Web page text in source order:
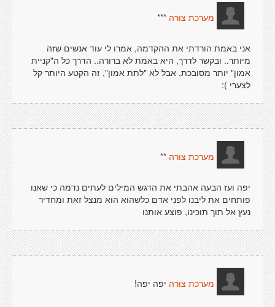
מערכת צורה ***
אני באמת הורדתי את ההקדמה, אמרו לי עוד אנשים שזה
מיותר.. ובקשר לדרך, היא באמת לא ברורה.. הדרך כל ה"קניית
אמון" יותר מסובכת, אבל לא "לתת אמון", זה הקטע היותר קל
לצערי ):
מערכת צורה **
יפה ועז הבעה אהבתי את הדגש המילים לעתים נדמה כי שאנו
פותחים את ליבנו לפני אדם כלשהוא הוא מנצל זאת ומחדיר
נעץ אל תוך תוכינו, פוצע אותנו
מערכת צורה יפה יפה!